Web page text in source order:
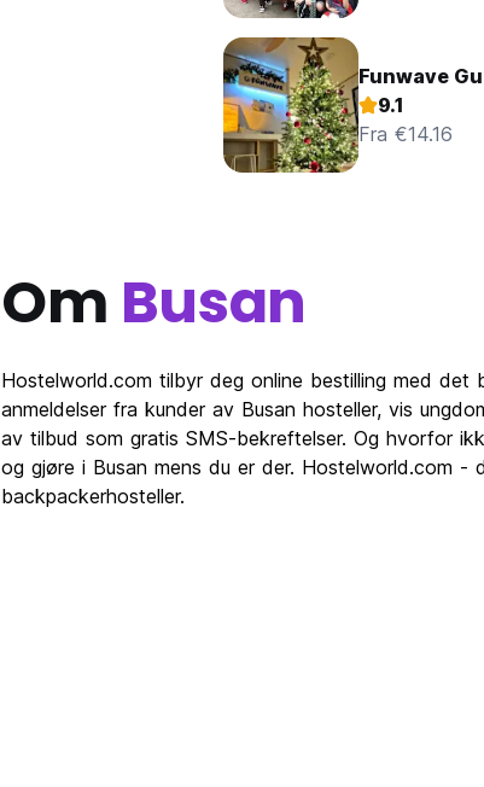
Funwave
9.1
Fra €14.16
Om Busan
Hostelworld.com tilbyr deg online bestilling med det
anmeldelser fra kunder av Busan hosteller, vis
av tilbud som gratis SMS-bekreftelser. Og hvorfor
og gjøre i Busan mens du er der. Hostelworld.com -
backpackerhosteller.